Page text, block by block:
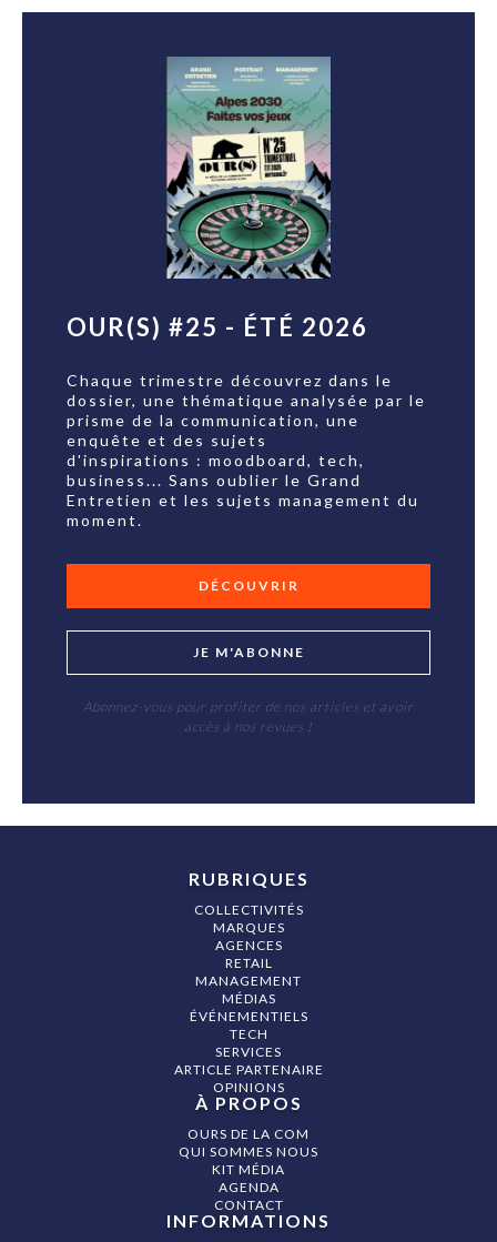
OUR(S) #25 - ÉTÉ 2026
Chaque trimestre découvrez dans le
dossier, une thématique analysée par le
prisme de la communication, une
enquête et des sujets
d'inspirations : moodboard, tech,
business... Sans oublier le Grand
Entretien et les sujets management du
moment.
DÉCOUVRIR
JE M'ABONNE
Abonnez-vous pour profiter de nos articles et avoir
accès à nos revues !
RUBRIQUES
COLLECTIVITÉS
MARQUES
AGENCES
RETAIL
MANAGEMENT
MÉDIAS
ÉVÉNEMENTIELS
TECH
SERVICES
ARTICLE PARTENAIRE
OPINIONS
À PROPOS
OURS DE LA COM
QUI SOMMES NOUS
KIT MÉDIA
AGENDA
CONTACT
INFORMATIONS